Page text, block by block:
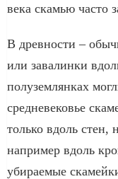
века скамью часто
В древности –
или завалинки
полуземлянках
средневековье
только вдоль стен,
например вдоль
убираемые